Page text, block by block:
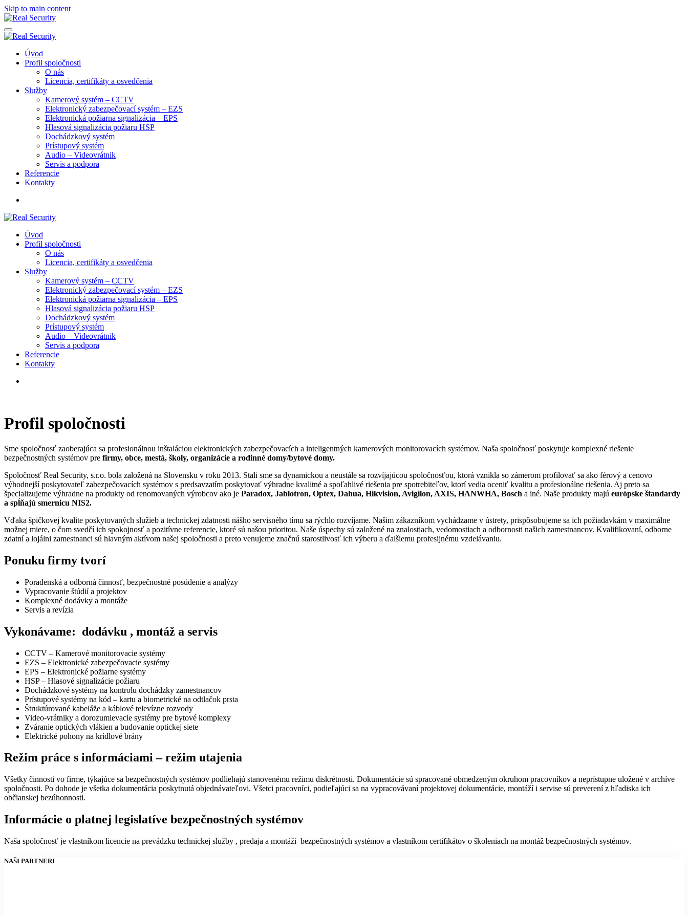
Skip to main content
Úvod
Profil spoločnosti
O nás
Licencia, certifikáty a osvedčenia
Služby
Kamerový systém – CCTV
Elektronický zabezpečovací systém – EZS
Elektronická požiarna signalizácia – EPS
Hlasová signalizácia požiaru HSP
Dochádzkový systém
Prístupový systém
Audio – Videovrátnik
Servis a podpora
Referencie
Kontakty
Úvod
Profil spoločnosti
O nás
Licencia, certifikáty a osvedčenia
Služby
Kamerový systém – CCTV
Elektronický zabezpečovací systém – EZS
Elektronická požiarna signalizácia – EPS
Hlasová signalizácia požiaru HSP
Dochádzkový systém
Prístupový systém
Audio – Videovrátnik
Servis a podpora
Referencie
Kontakty
Profil spoločnosti
Sme spoločnosť zaoberajúca sa profesionálnou inštaláciou elektronických zabezpečovacích a inteligentných kamerových monitorovacích systémov. Naša spoločnosť poskytuje komplexné riešenie
bezpečnostných systémov pre firmy, obce, mestá, školy, organizácie a rodinné domy/bytové domy.
Spoločnosť Real Security, s.r.o. bola založená na Slovensku v roku 2013. Stali sme sa dynamickou a neustále sa rozvíjajúcou spoločnosťou, ktorá vznikla so zámerom profilovať sa ako férový a cenovo
výhodnejší poskytovateľ zabezpečovacích systémov s predsavzatím poskytovať výhradne kvalitné a spoľahlivé riešenia pre spotrebiteľov, ktorí vedia oceniť kvalitu a profesionálne riešenia. Aj preto sa
špecializujeme výhradne na produkty od renomovaných výrobcov ako je Paradox, Jablotron, Optex, Dahua, Hikvision, Avigilon, AXIS, HANWHA, Bosch a iné. Naše produkty majú európske štandardy
a spĺňajú smernicu NIS2.
Vďaka špičkovej kvalite poskytovaných služieb a technickej zdatnosti nášho servisného tímu sa rýchlo rozvíjame. Našim zákazníkom vychádzame v ústrety, prispôsobujeme sa ich požiadavkám v maximálne
možnej miere, o čom svedčí ich spokojnosť a pozitívne referencie, ktoré sú našou prioritou. Naše úspechy sú založené na znalostiach, vedomostiach a odbornosti našich zamestnancov. Kvalifikovaní, odborne
zdatní a lojálni zamestnanci sú hlavným aktívom našej spoločnosti a preto venujeme značnú starostlivosť ich výberu a ďalšiemu profesijnému vzdelávaniu.
Ponuku firmy tvorí
Poradenská a odborná činnosť, bezpečnostné posúdenie a analýzy​
Vypracovanie štúdií a projektov
Komplexné dodávky a montáže
Servis a revízia
Vykonávame: dodávku , montáž a servis
CCTV – Kamerové monitorovacie systémy
EZS – Elektronické zabezpečovacie systémy
EPS – Elektronické požiarne systémy
HSP – Hlasové signalizácie požiaru
Dochádzkové systémy na kontrolu dochádzky zamestnancov
Prístupové systémy na kód – kartu a biometrické na odtlačok prsta
Štruktúrované kabeláže a káblové televízne rozvody
Video-vrátniky a dorozumievacie systémy pre bytové komplexy
Zváranie optických vlákien a budovanie optickej siete
Elektrické pohony na krídlové brány
Režim práce s informáciami – režim utajenia
Všetky činnosti vo firme, týkajúce sa bezpečnostných systémov podliehajú stanovenému režimu diskrétnosti. Dokumentácie sú spracované obmedzeným okruhom pracovníkov a neprístupne uložené v archíve
spoločnosti. Po dohode je všetka dokumentácia poskytnutá objednávateľovi. Všetci pracovníci, podieľajúci sa na vypracovávaní projektovej dokumentácie, montáží i servise sú preverení z hľadiska ich
občianskej bezúhonnosti.
Informácie o platnej legislatíve bezpečnostných systémov
Naša spoločnosť je vlastníkom licencie na prevádzku technickej služby , predaja a montáži bezpečnostných systémov a vlastníkom certifikátov o školeniach na montáž bezpečnostných systémov.
NAŠI PARTNERI